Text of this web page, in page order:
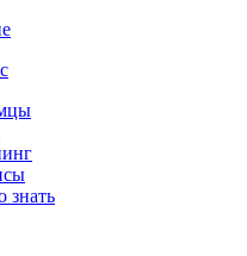
знать